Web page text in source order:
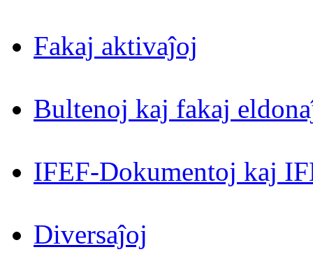
Fakaj aktivaĵoj
Bultenoj kaj fakaj
IFEF-Dokumentoj kaj
Diversaĵoj